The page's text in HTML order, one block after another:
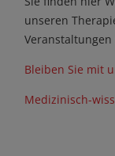
unseren
Veranstaltungen
Bleiben Sie mit
Medizinisch-